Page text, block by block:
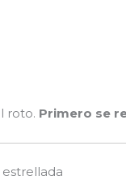
roto. Primero se